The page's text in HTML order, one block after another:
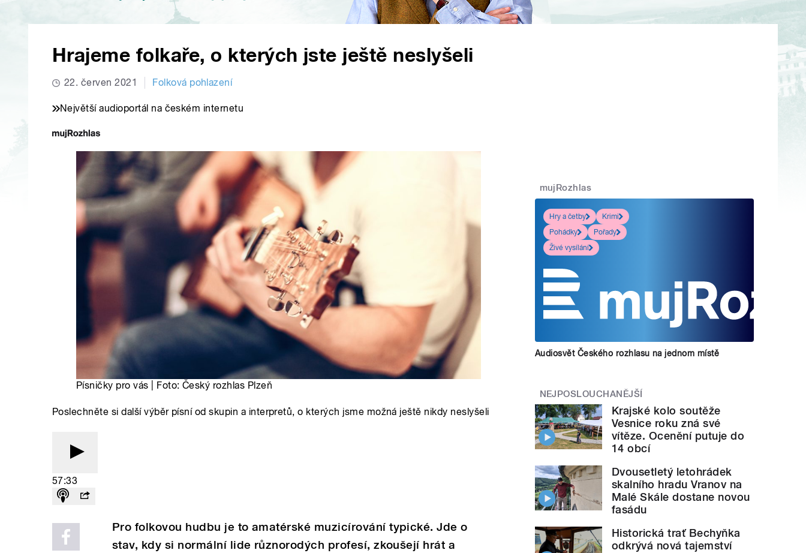
Hrajeme folkaře, o kterých jste ještě neslyšeli
22. červen 2021 Folková pohlazení
Největší audioportál na českém internetu
Písničky pro vás | Foto: Český rozhlas Plzeň
Poslechněte si další výběr písní od skupin a interpretů, o kterých jsme možná ještě nikdy neslyšeli
57:33
Pro folkovou hudbu je to amatérské muzicírování typické. Jde o
stav, kdy si normální lide různorodých profesí, zkoušejí hrát a
mujRozhlas
Hry a četby
Krimi
Pohádky
Pořady
Živé vysílání
Audiosvět Českého rozhlasu na jednom místě
NEJPOSLOUCHANĚJŠÍ
Krajské kolo soutěže
Vesnice roku zná své
vítěze. Ocenění putuje do
14 obcí
Dvousetletý letohrádek
skalního hradu Vranov na
Malé Skále dostane novou
fasádu
Historická trať Bechyňka
odkrývá nová tajemství